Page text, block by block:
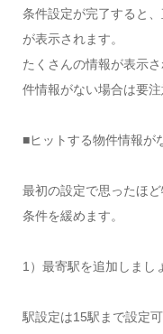
条件設定が完了すると
が表示されます。
たくさんの情報が表示
件情報がない場合は要注
■ヒットする物件情報が
最初の設定で思ったほ
条件を緩めます。
1）最寄駅を追加しまし
駅設定は15駅まで設定可